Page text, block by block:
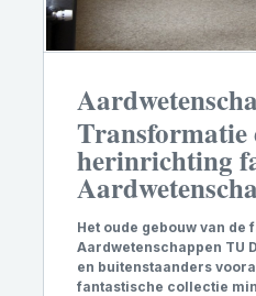
Transformatie
herinrichting
Het oude gebouw van de
Aardwetenschappen TU
en buitenstaanders
fantastische collectie